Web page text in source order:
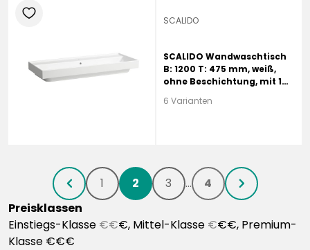
heart
SCALIDO
SCALIDO Wandwaschtisch
B: 1200 T: 475 mm, weiß,
ohne Beschichtung, mit 1
6 Varianten
chevronLeft 1 2 3 ... 4 chevronRight
Preisklassen
Einstiegs-Klasse €€€, Mittel-Klasse €€€, Premium-
Klasse €€€